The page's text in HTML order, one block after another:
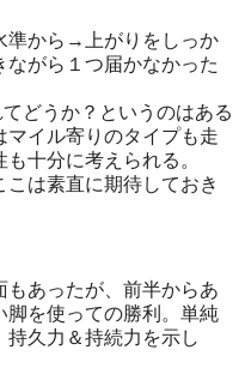
準から→上がりをしっか
ながら１つ届かなかった
どうか？というのはある
マイル寄りのタイプも走
十分に考えられる。
は素直に期待しておき
あったが、前半からあ
を使っての勝利。単純
久力＆持続力を示し